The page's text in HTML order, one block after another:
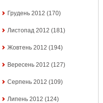
Грудень 2012 (170)
Листопад 2012 (181)
Жовтень 2012 (194)
Вересень 2012 (127)
Серпень 2012 (109)
Липень 2012 (124)